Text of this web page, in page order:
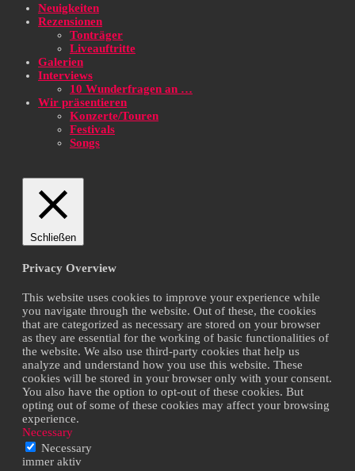
Neuigkeiten
Rezensionen
Tonträger
Liveauftritte
Galerien
Interviews
10 Wunderfragen an …
Wir präsentieren
Konzerte/Touren
Festivals
Songs
Schließen
Privacy Overview
This website uses cookies to improve your experience while
you navigate through the website. Out of these, the cookies
that are categorized as necessary are stored on your browser
as they are essential for the working of basic functionalities of
the website. We also use third-party cookies that help us
analyze and understand how you use this website. These
cookies will be stored in your browser only with your consent.
You also have the option to opt-out of these cookies. But
opting out of some of these cookies may affect your browsing
experience.
Necessary
Necessary
immer aktiv